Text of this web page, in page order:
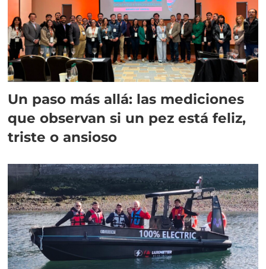
Un paso más allá: las mediciones
que observan si un pez está feliz,
triste o ansioso